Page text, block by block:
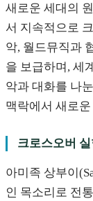
새로운 세대의
서 지속적으로
악, 월드뮤직과
을 보급하며, 세
악과 대화를 나
맥락에서 새로
크로스오버 실
아미족 상부이
인 목소리로 전